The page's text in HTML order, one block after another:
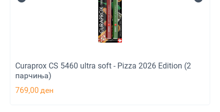
Curaprox CS 5460 ultra soft - Pizza 2026 Edition (2
парчиња)
769,00 ден